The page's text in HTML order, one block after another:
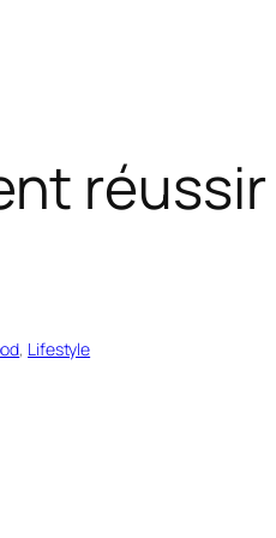
réussir
, Lifestyle